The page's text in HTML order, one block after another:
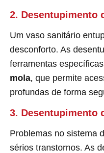
2. Desentupimento
Um vaso sanitário
desconforto. As
ferramentas
mola, que permite
profundas de forma
3. Desentupimento
Problemas no sistema
sérios transtornos. As